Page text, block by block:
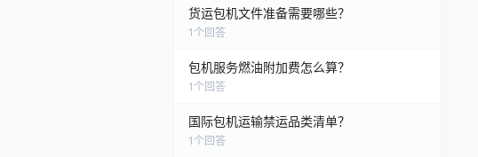
货运包机文件准备需要哪些？
1 个回答
包机服务燃油附加费怎么算？
1 个回答
国际包机运输禁运品类清单？
1 个回答